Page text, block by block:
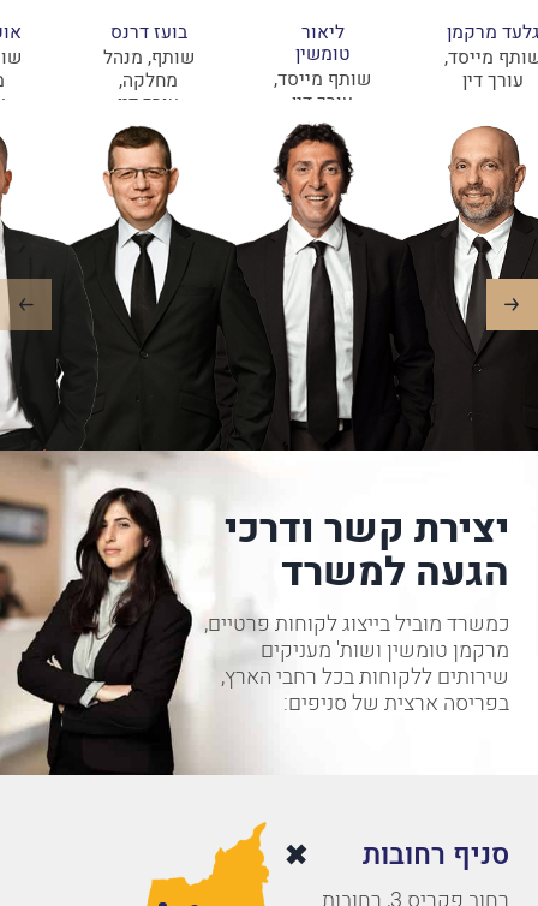
גלעד מרקמן
מייסד,
עורך דין
ליאור
טומשין
שותף מייסד,
עורך דין
בועז דרנס
שותף, מנהל
מחלקה,
עורך דין
יצירת קשר ודרכי
הגעה למשרד
כמשרד מוביל בייצוג לקוחות פרטיים,
מרקמן טומשין ושות' מעניקים
שירותים ללקוחות בכל רחבי הארץ,
בפריסה ארצית של סניפים:
סניף רחובות